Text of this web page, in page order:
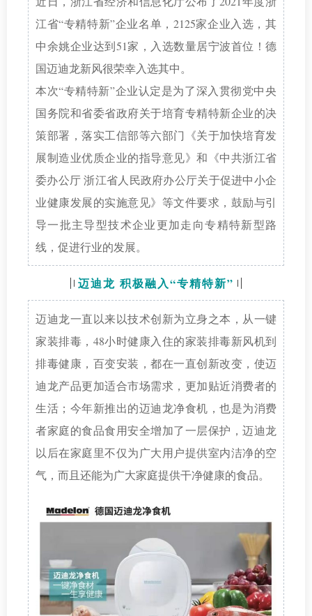
江省“专精特新”企业名单，2125家企业入选，其
中余姚企业达到51家，入选数量居宁波首位！德
国迈迪龙新风很荣幸入选其中。
本次“专精特新”企业认定是为了深入贯彻党中央
国务院和省委省政府关于培育专精特新企业的决
策部署，落实工信部等六部门《关于加快培育发
展制造业优质企业的指导意见》和《中共浙江省
委办公厅 浙江省人民政府办公厅关于促进中小企
业健康发展的实施意见》等文件要求，鼓励与引
导一批主导型技术企业更加走向专精特新型路
线，促进行业的发展。
迈迪龙 积极融入“专精特新”
迈迪龙一直以来以技术创新为立身之本，从一键
家装排毒，48小时健康入住的家装排毒新风机到
排毒健康，百变安装，都在一直创新改变，使迈
迪龙产品更加适合市场需求，更加贴近消费者的
生活；今年新推出的迈迪龙净食机，也是为消费
者家庭的食品食用安全增加了一层保护，迈迪龙
以后在家庭里不仅为广大用户提供室内洁净的空
气，而且还能为广大家庭提供干净健康的食品。